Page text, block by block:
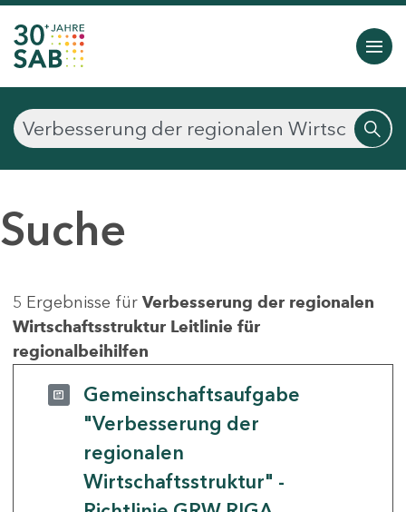
Suche
5 Ergebnisse für Verbesserung der regionalen
Wirtschaftsstruktur Leitlinie für
regionalbeihilfen
Gemeinschaftsaufgabe
"Verbesserung der
regionalen
Wirtschaftsstruktur" -